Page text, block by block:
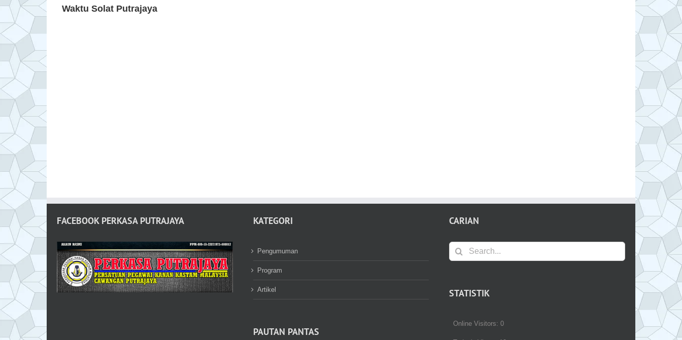
Waktu Solat Putrajaya
FACEBOOK PERKASA PUTRAJAYA KATEGORI
Pengumuman
Program
Artikel
PAUTAN PANTAS
CARIAN
Search
for:
STATISTIK
Online Visitors:0